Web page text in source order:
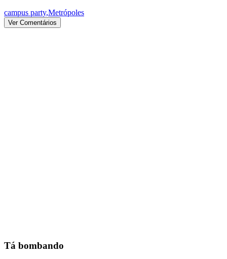
campus party,Metrópoles
Ver Comentários
Tá bombando